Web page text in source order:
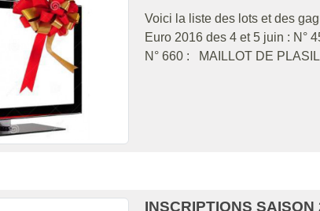
Voici la liste des lots et des
Euro 2016 des 4 et 5 juin : N°
N° 660 : MAILLOT DE
INSCRIPTIONS SAISON